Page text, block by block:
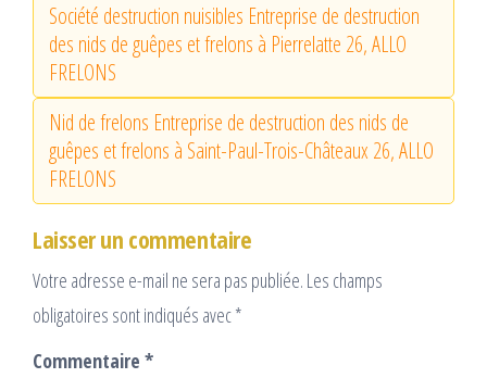
Société destruction nuisibles Entreprise de destruction
des nids de guêpes et frelons à Pierrelatte 26, ALLO
FRELONS
Nid de frelons Entreprise de destruction des nids de
guêpes et frelons à Saint-Paul-Trois-Châteaux 26, ALLO
FRELONS
Laisser un commentaire
Votre adresse e-mail ne sera pas publiée. Les champs
obligatoires sont indiqués avec*
Commentaire *